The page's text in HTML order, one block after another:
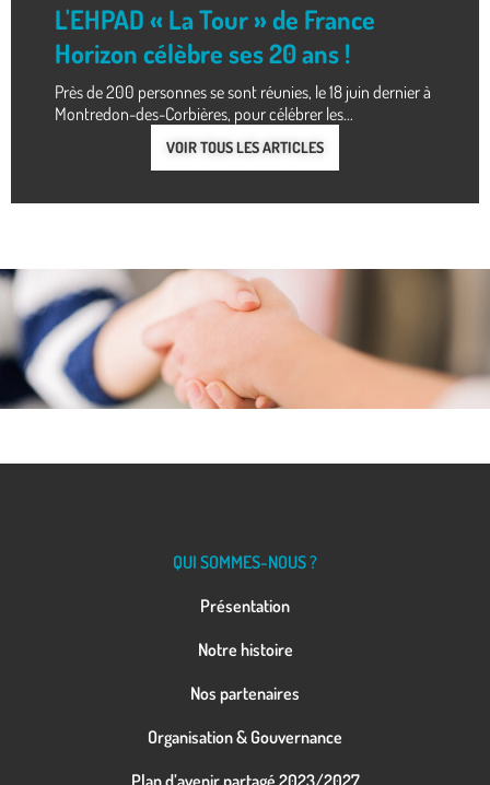
L'EHPAD « La Tour » de France
Horizon célèbre ses 20 ans !
Près de 200 personnes se sont réunies, le 18 juin dernier à
Montredon-des-Corbières, pour célébrer les...
VOIR TOUS LES ARTICLES
QUI SOMMES-NOUS ?
Présentation
Notre histoire
Nos partenaires
Organisation & Gouvernance